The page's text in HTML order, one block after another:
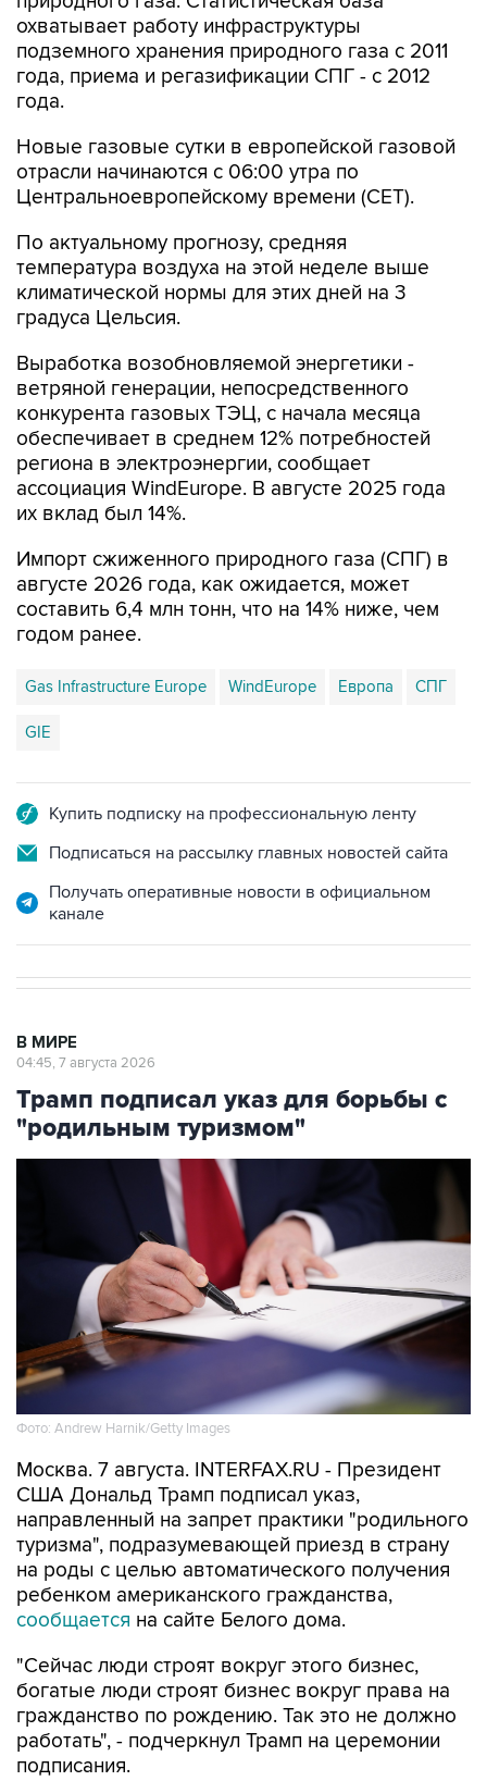
охватывает работу инфраструктуры
подземного хранения природного газа с 2011
года, приема и регазификации СПГ - с 2012
года.
Новые газовые сутки в европейской газовой
отрасли начинаются c 06:00 утра по
Центральноевропейскому времени (CET).
По актуальному прогнозу, средняя
температура воздуха на этой неделе выше
климатической нормы для этих дней на 3
градуса Цельсия.
Выработка возобновляемой энергетики -
ветряной генерации, непосредственного
конкурента газовых ТЭЦ, с начала месяца
обеспечивает в среднем 12% потребностей
региона в электроэнергии, сообщает
ассоциация WindEurope. В августе 2025 года
их вклад был 14%.
Импорт сжиженного природного газа (СПГ) в
августе 2026 года, как ожидается, может
составить 6,4 млн тонн, что на 14% ниже, чем
годом ранее.
Gas Infrastructure Europe WindEurope Европа СПГ
GIE
Купить подписку на профессиональную ленту
Подписаться на рассылку главных новостей сайта
Получать оперативные новости в официальном
канале
В МИРЕ
04:45, 7 августа 2026
Трамп подписал указ для борьбы с
"родильным туризмом"
Фото: Andrew Harnik/Getty Images
Москва. 7 августа. INTERFAX.RU - Президент
США Дональд Трамп подписал указ,
направленный на запрет практики "родильного
туризма", подразумевающей приезд в страну
на роды с целью автоматического получения
ребенком американского гражданства,
сообщается на сайте Белого дома.
"Сейчас люди строят вокруг этого бизнес,
богатые люди строят бизнес вокруг права на
гражданство по рождению. Так это не должно
работать", - подчеркнул Трамп на церемонии
подписания.